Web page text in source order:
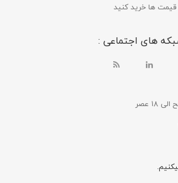
قیمت ها خرید کنید
های اجتماعی :